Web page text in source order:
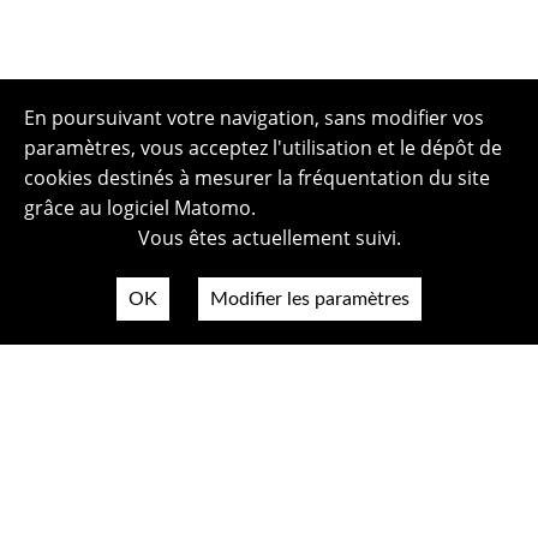
En poursuivant votre navigation, sans modifier vos
paramètres, vous acceptez l'utilisation et le dépôt de
cookies destinés à mesurer la fréquentation du site
grâce au logiciel Matomo.
Vous êtes actuellement suivi.
OK Modifier les paramètres